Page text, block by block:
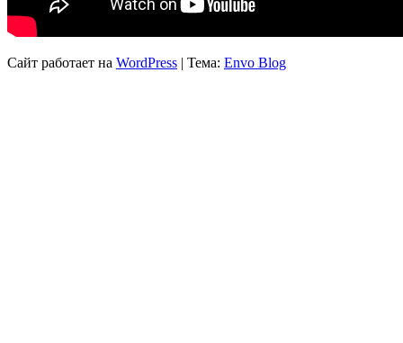
Сайт работает на WordPress | Тема: Envo Blog